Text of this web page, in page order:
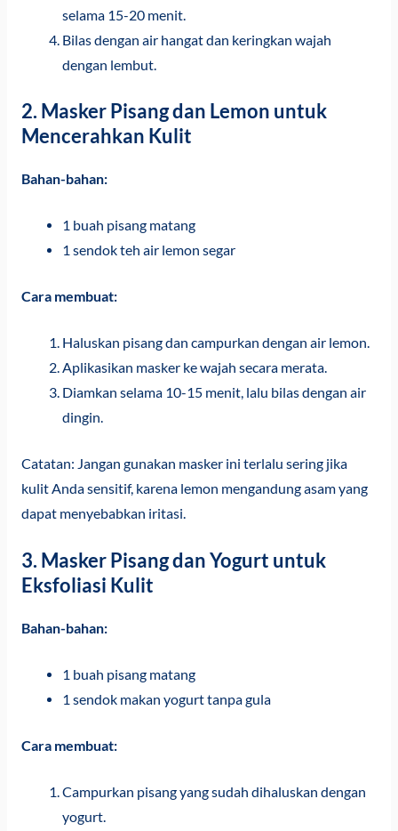
selama 15-20 menit.
Bilas dengan air hangat dan keringkan wajah
dengan lembut.
2. Masker Pisang dan Lemon untuk
Mencerahkan Kulit
Bahan-bahan:
1 buah pisang matang
1 sendok teh air lemon segar
Cara membuat:
Haluskan pisang dan campurkan dengan air lemon.
Aplikasikan masker ke wajah secara merata.
Diamkan selama 10-15 menit, lalu bilas dengan air
dingin.
Catatan: Jangan gunakan masker ini terlalu sering jika
kulit Anda sensitif, karena lemon mengandung asam yang
dapat menyebabkan iritasi.
3. Masker Pisang dan Yogurt untuk
Eksfoliasi Kulit
Bahan-bahan:
1 buah pisang matang
1 sendok makan yogurt tanpa gula
Cara membuat:
Campurkan pisang yang sudah dihaluskan dengan
yogurt.